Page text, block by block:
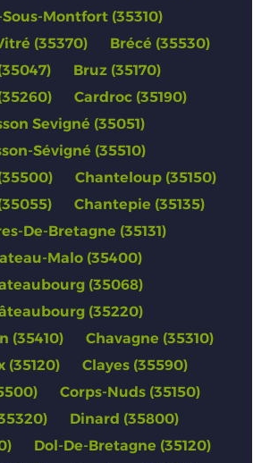
Montfort (35310)
(35370)
Brécé (35530)
Bruz (35170)
Cardroc (35190)
Sevigné (35051)
Sévigné (35510)
Chanteloup (35150)
Chantepie (35135)
De-Bretagne (35131)
Malo (35400)
(35068)
(35220)
(35410)
Chavagne (35310)
(35120)
Clayes (35590)
Corps-Nuds (35150)
Dinard (35800)
Dol-De-Bretagne (35120)